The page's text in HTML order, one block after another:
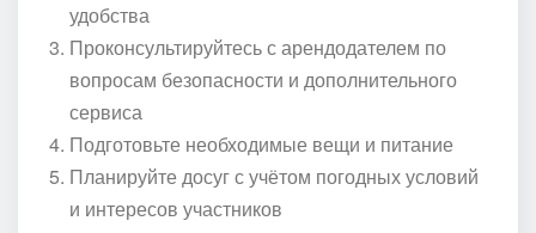
удобства
Проконсультируйтесь с арендодателем по
вопросам безопасности и дополнительного
сервиса
Подготовьте необходимые вещи и питание
Планируйте досуг с учётом погодных условий
и интересов участников